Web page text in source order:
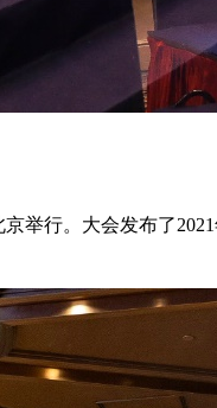
举行。大会发布了